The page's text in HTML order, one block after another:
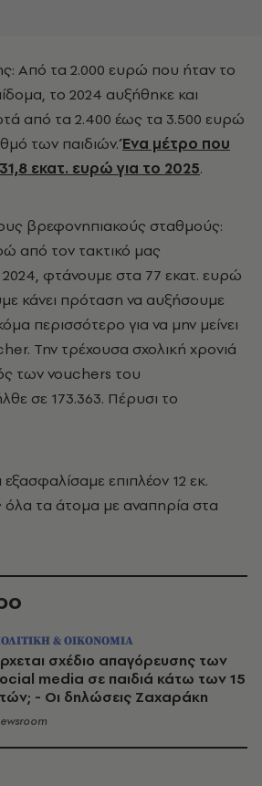
Από τα 2.000 ευρώ που ήταν το
το 2024 αυξήθηκε και
από τα 2.400 έως τα 3.500 ευρώ
των παιδιών.Ένα μέτρο που
31,8 εκατ. ευρώ για το 2025.
βρεφονηπιακούς σταθμούς:
από τον τακτικό μας
φτάνουμε στα 77 εκατ. ευρώ
κάνει πρόταση να αυξήσουμε
περισσότερο για να μην μείνει
Την τρέχουσα σχολική χρονιά
των vouchers του
σε 173.363. Πέρυσι το
επιπλέον 12 εκ.
τα άτομα με αναπηρία στα
& ΟΙΚΟΝΟΜΙΑ
σχέδιο απαγόρευσης των
media σε παιδιά κάτω των 15
- Οι δηλώσεις Ζαχαράκη